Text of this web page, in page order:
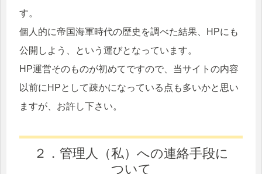
2025/6/28
【橘型駆逐艦 蔦】を更新しま
した。
2025/6/14
【橘型駆逐艦 樺】
を更新しま
した。
2025/5/31
【橘型駆逐艦 柹】
2025/5/17
【松型駆逐艦 欅】を更新しま
した。
す。
個人的に帝国海軍時代の歴史を調べた結果、HPにも
公開しよう、という運びとなっています。
HP運営そのものが初めてですので、当サイトの内容
以前にHPとして疎かになっている点も多いかと思い
ますが、お許し下さい。
２．管理人（私）への連絡手段に
ついて